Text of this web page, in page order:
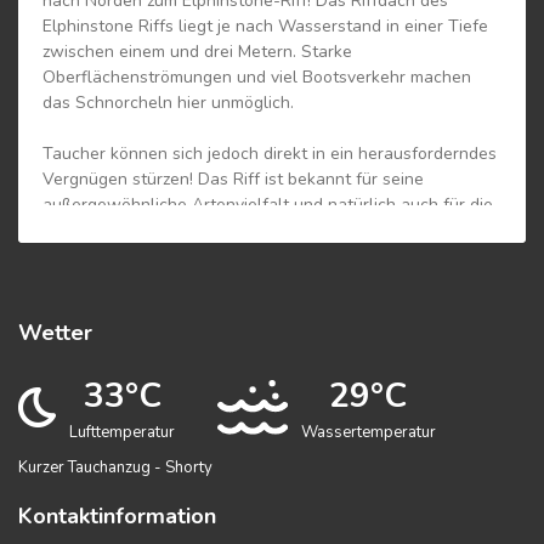
Elphinstone Riffs liegt je nach Wasserstand in einer Tiefe
zwischen einem und drei Metern. Starke
Oberflächenströmungen und viel Bootsverkehr machen
das Schnorcheln hier unmöglich.
Taucher können sich jedoch direkt in ein herausforderndes
Vergnügen stürzen! Das Riff ist bekannt für seine
außergewöhnliche Artenvielfalt und natürlich auch für die
hat eine Gesamtlänge von ca. 600 Metern und eine Breite
In großer Zahl können wir Hart- und Weichkorallen in allen
Farben sehen. Dazu gesellen sich Schildkröten, Muränen,
Longimanus, Hammerhaie und so ziemlich alles, was das
Rote Meer zu bieten hat.
Wetter
33°C
Lufttemperatur
29°C
Wassertemperatur
Kurzer Tauchanzug - Shorty
Kontaktinformation